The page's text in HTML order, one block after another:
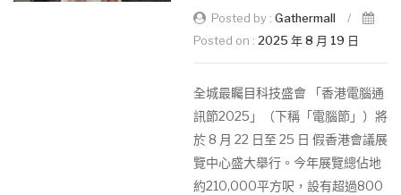
Posted by : Gathermall
/
Posted on : 2025 年 8 月 19 日
全城最矚目科技盛會 「香港電腦通
訊節2025」（下稱「電腦節」）將
於 8 月 22 日至 25 日 假香港會議展
覽中心盛大舉行。今年展覽總佔地
約210,000平方呎，設有超過800